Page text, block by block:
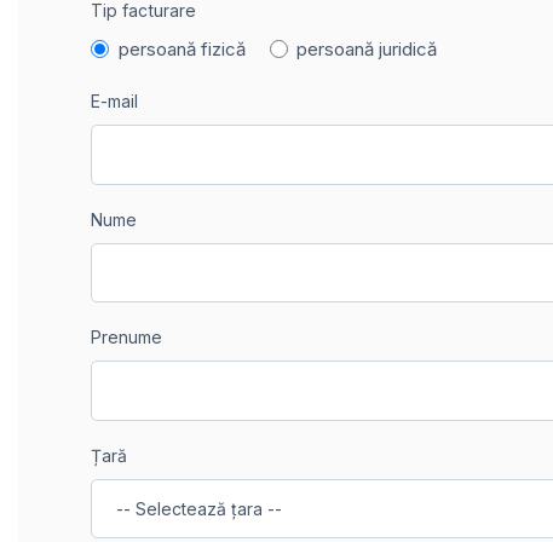
Tip facturare
persoană fizică persoană juridică
E-mail
Nume
Prenume
Țară